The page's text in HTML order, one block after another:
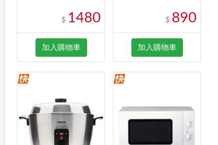
$ 1480
加入購物車
$ 890
加入購物車